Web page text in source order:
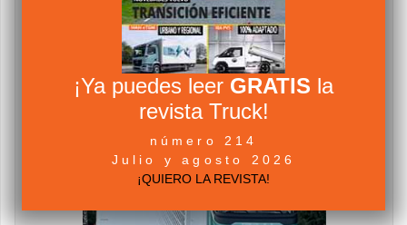
¡Ya puedes leer GRATIS la
revista Truck!
número 214
Julio y agosto 2026
¡QUIERO LA REVISTA!